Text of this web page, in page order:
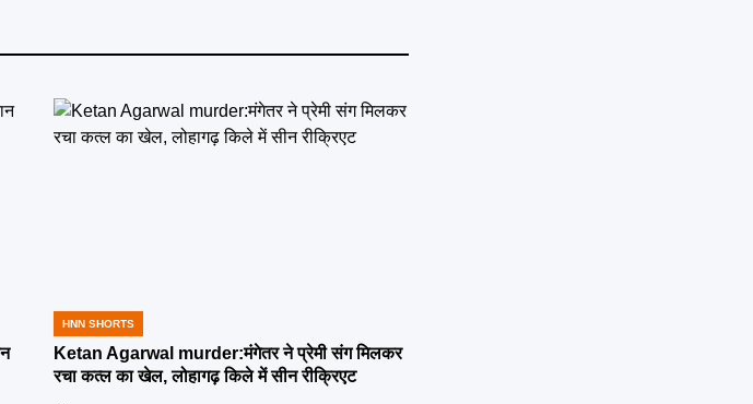
POSTED
IN
HNN SHORTS
Ketan Agarwal murder:मंगेतर ने प्रेमी संग मिलकर
रचा कत्ल का खेल, लोहागढ़ किले में सीन रीक्रिएट